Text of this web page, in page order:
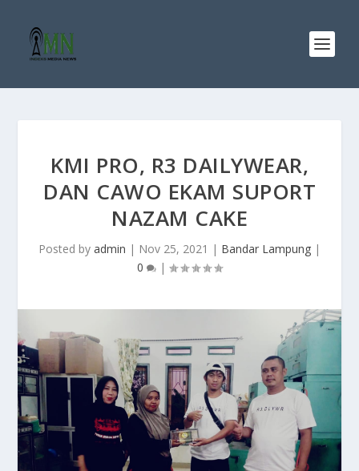
KMI PRO, R3 DAILYWEAR,
DAN CAWO EKAM SUPORT
NAZAM CAKE
Posted by admin | Nov 25, 2021 | Bandar Lampung |
0
|